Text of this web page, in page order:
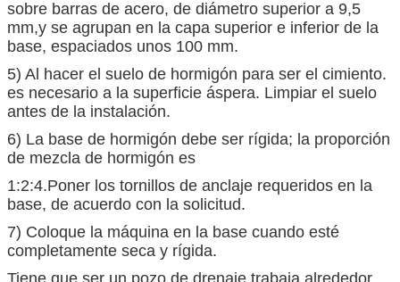
sobre barras de acero, de diámetro superior a 9,5
mm,y se agrupan en la capa superior e inferior de la
base, espaciados unos 100 mm.
5) Al hacer el suelo de hormigón para ser el cimiento.
es necesario a la superficie áspera. Limpiar el suelo
antes de la instalación.
6) La base de hormigón debe ser rígida; la proporción
de mezcla de hormigón es
1:2:4.Poner los tornillos de anclaje requeridos en la
base, de acuerdo con la solicitud.
7) Coloque la máquina en la base cuando esté
completamente seca y rígida.